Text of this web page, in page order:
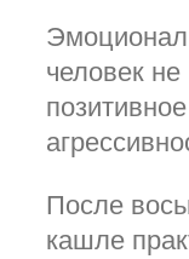
человек не
После
кашле